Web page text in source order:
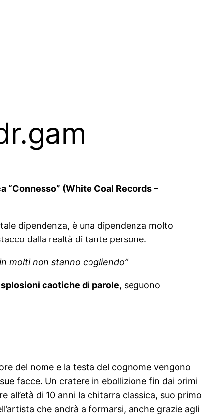
(White Coal Records –
dipendenza, è una dipendenza molto
dalla realtà di tante persone.
molti non stanno cogliendo”
caotiche di parole, seguono
del nome e la testa del cognome vengono
facce. Un cratere in ebollizione fin dai primi
di 10 anni la chitarra classica, suo primo
che andrà a formarsi, anche grazie agli